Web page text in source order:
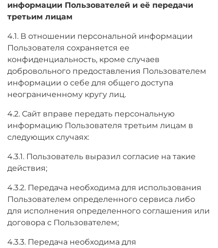
информации Пользователей и её передачи
третьим лицам
4.1. В отношении персональной информации
Пользователя сохраняется ее
конфиденциальность, кроме случаев
добровольного предоставления Пользователем
информации о себе для общего доступа
неограниченному кругу лиц.
4.2. Сайт вправе передать персональную
информацию Пользователя третьим лицам в
следующих случаях:
4.3.1. Пользователь выразил согласие на такие
действия;
4.3.2. Передача необходима для использования
Пользователем определенного сервиса либо
для исполнения определенного соглашения или
договора с Пользователем;
4.3.3. Передача необходима для